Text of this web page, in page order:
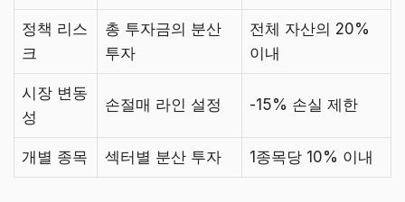
정책 리스
크
총 투자금의 분산
투자
전체 자산의 20%
이내
시장 변동
성
손절매 라인 설정 -15% 손실 제한
개별 종목 섹터별 분산 투자 1종목당 10% 이내